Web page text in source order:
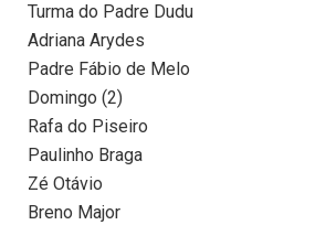
Turma do Padre Dudu
Adriana Arydes
Padre Fábio de Melo
Domingo (2)
Rafa do Piseiro
Paulinho Braga
Zé Otávio
Breno Major